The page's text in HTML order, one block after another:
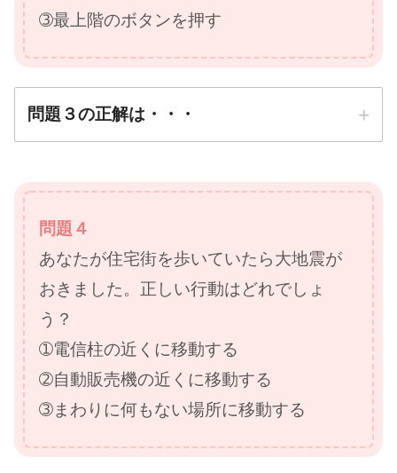
➂最上階のボタンを押す
問題３の正解は・・・
防災先生
問題４
あなたが住宅街を歩いていたら大地震が
おきました。正しい行動はどれでしょ
う？
➀電信柱の近くに移動する
➁自動販売機の近くに移動する
➂まわりに何もない場所に移動する